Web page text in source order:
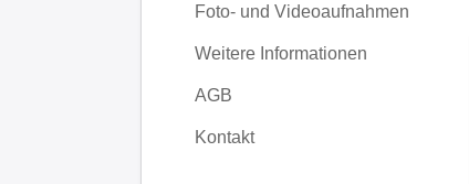
Foto- und Videoaufnahmen
Weitere Informationen
AGB
Kontakt